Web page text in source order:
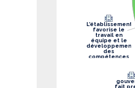
L’établissement
favorise le
travail en
équipe et le
développement
des
compétences